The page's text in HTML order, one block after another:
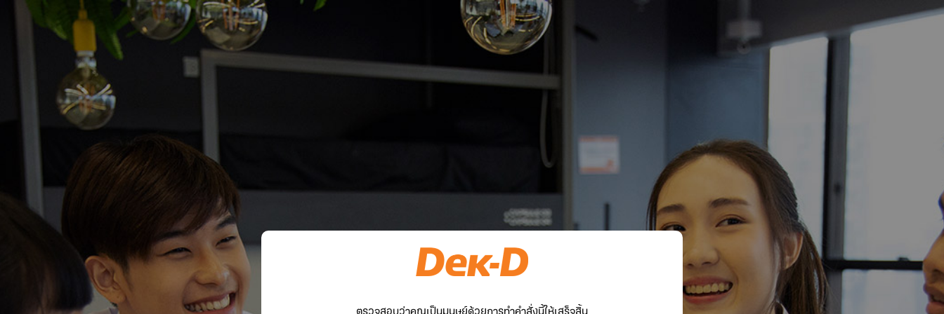
ตรวจสอบว่าคุณเป็นมนุษย์ด้วยการทำคำสั่งนี้ให้เสร็จสิ้น